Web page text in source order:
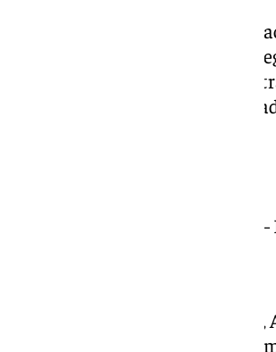
Con 13 puntos en su casillero
liderato del grupo, con billete
sorteo de cuartos de final.
puntos y todavía podría ser
–RESULTADO: DINAMARCA, 1
DINAMARCA: Schmeichel;
min.87); Hojbjerg, Norgaard